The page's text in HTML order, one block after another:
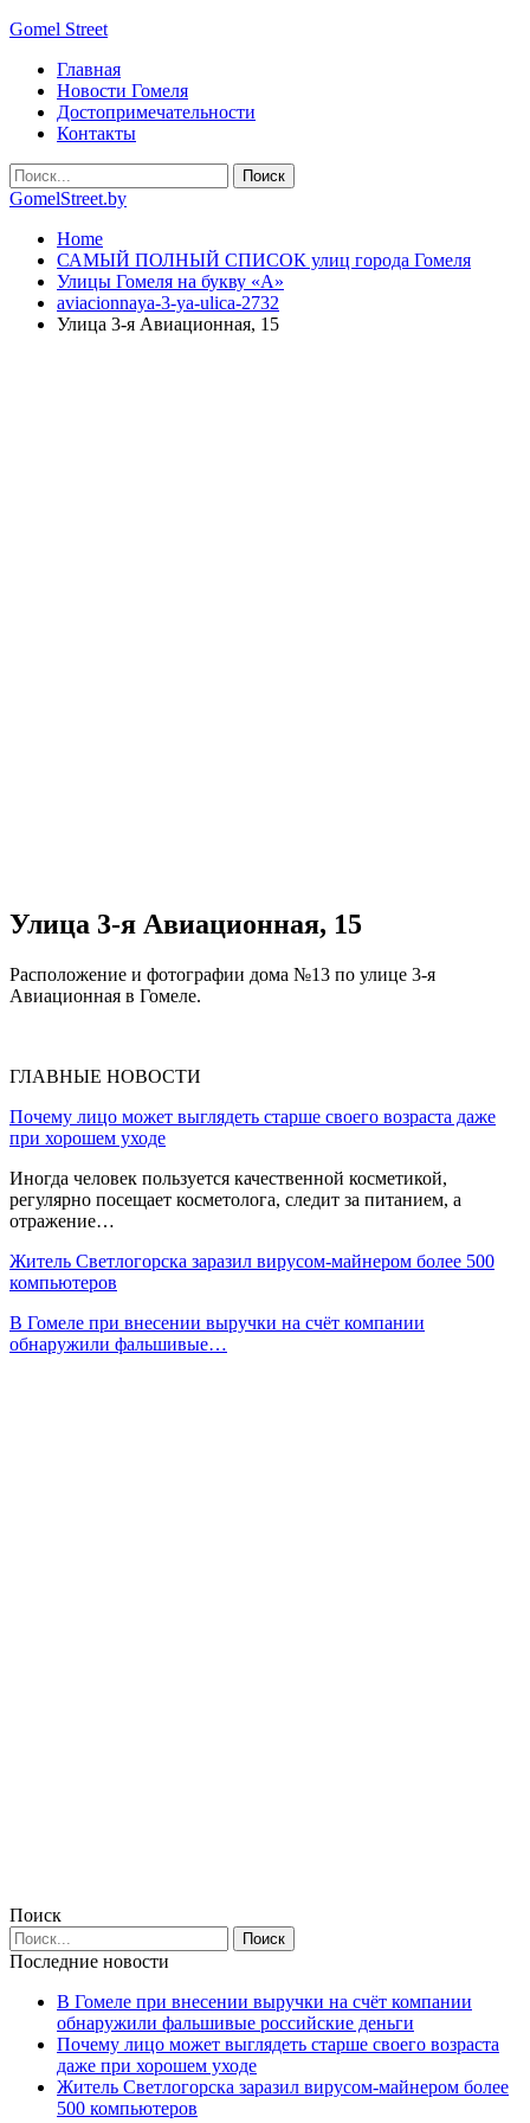
Gomel Street
Главная
Новости Гомеля
Достопримечательности
Контакты
GomelStreet.by
Home
САМЫЙ ПОЛНЫЙ СПИСОК улиц города Гомеля
Улицы Гомеля на букву «А»
aviacionnaya-3-ya-ulica-2732
Улица 3-я Авиационная, 15
Улица 3-я Авиационная, 15
Расположение и фотографии дома №13 по улице 3-я
Авиационная в Гомеле.
ГЛАВНЫЕ НОВОСТИ
Почему лицо может выглядеть старше своего возраста даже
при хорошем уходе
Иногда человек пользуется качественной косметикой,
регулярно посещает косметолога, следит за питанием, а
отражение…
Житель Светлогорска заразил вирусом-майнером более 500
компьютеров
В Гомеле при внесении выручки на счёт компании
обнаружили фальшивые…
Поиск
Последние новости
В Гомеле при внесении выручки на счёт компании
обнаружили фальшивые российские деньги
Почему лицо может выглядеть старше своего возраста
даже при хорошем уходе
Житель Светлогорска заразил вирусом-майнером более
500 компьютеров